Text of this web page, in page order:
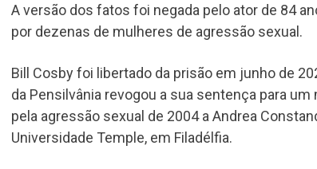
A versão dos fatos foi negada pelo ator de 84
por dezenas de mulheres de agressão sexual.
Bill Cosby foi libertado da prisão em junho de
da Pensilvânia revogou a sua sentença para
pela agressão sexual de 2004 a Andrea
Universidade Temple, em Filadélfia.